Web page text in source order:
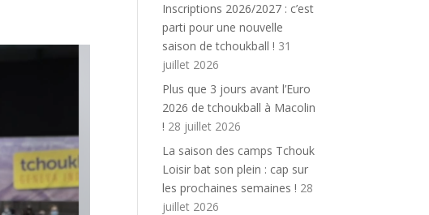
Inscriptions 2026/2027 : c’est
parti pour une nouvelle
saison de tchoukball ! 31
juillet 2026
Plus que 3 jours avant l’Euro
2026 de tchoukball à Macolin
! 28 juillet 2026
La saison des camps Tchouk
Loisir bat son plein : cap sur
les prochaines semaines ! 28
juillet 2026